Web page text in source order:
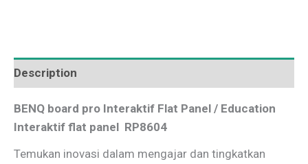
Description
BENQ board pro Interaktif Flat Panel / Education
Interaktif flat panel RP8604
Temukan inovasi dalam mengajar dan tingkatkan